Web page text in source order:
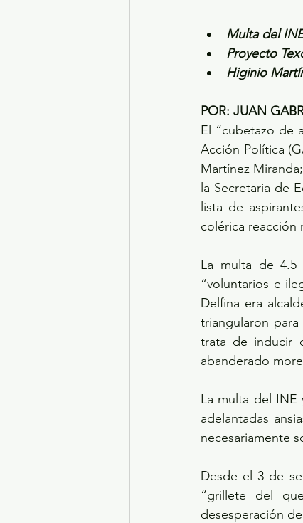
Multa del
Proyecto
Higinio
POR: JUAN
El “cubetazo de
Acción Política
Martínez
la Secretaria de
lista de
colérica reacción
La multa de
“voluntarios e
Delfina era
triangularon
trata de inducir
abanderado
La multa del INE
adelantadas
necesariamente
Desde el 3 de
“grillete del
desesperación